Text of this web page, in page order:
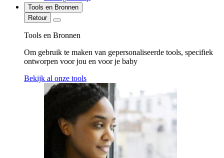
Tools en Bronnen
Retour
Tools en Bronnen
Om gebruik te maken van gepersonaliseerde tools, specifiek
ontworpen voor jou en voor je baby
Bekijk al onze tools